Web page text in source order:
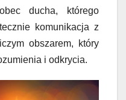
ducha, którego
komunikacja z
obszarem, który
i odkrycia.